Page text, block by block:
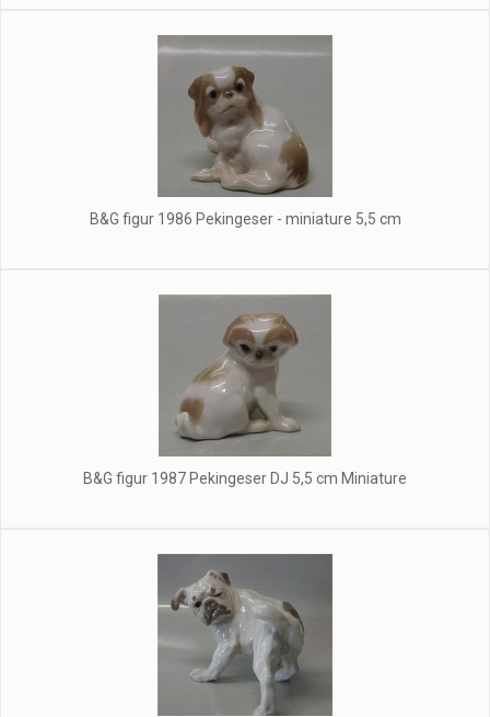
B&G figur 1986 Pekingeser - miniature 5,5 cm
B&G figur 1987 Pekingeser DJ 5,5 cm Miniature